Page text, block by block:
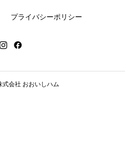
プライバシーポリシー
会社 おおいしハム